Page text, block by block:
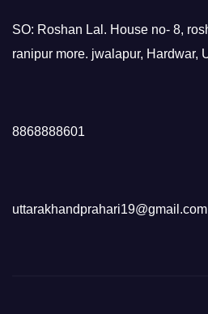
SO: Roshan Lal. House no- 8,
ranipur more. jwalapur, Hardwar,
8868888601
uttarakhandprahari19@gmail.com